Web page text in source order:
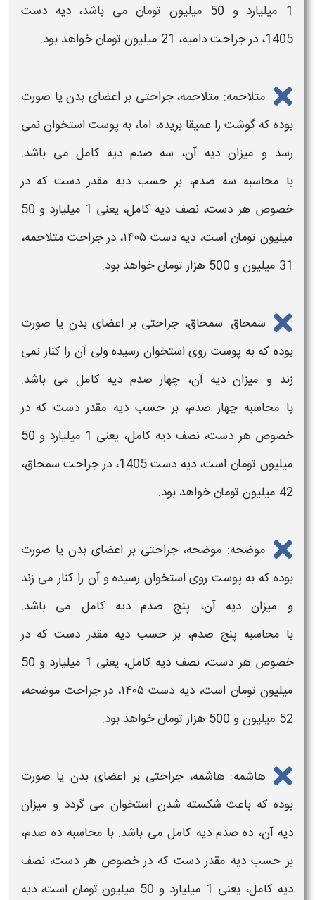
1 میلیارد و 50 میلیون تومان می باشد،
دیه دست
1405، در جراحت دامیه، 21 میلیون تومان خواهد بود.
متلاحمه: متلاحمه، جراحتی بر اعضای بدن یا صورت
بوده که گوشت را عمیقا بریده، اما، به پوست استخوان نمی
رسد و میزان دیه آن، سه صدم دیه کامل می باشد.
با محاسبه سه صدم، بر حسب دیه مقدر دست که در
خصوص هر دست، نصف دیه
کامل، یعنی 1 میلیارد و 50
میلیون تومان است، دیه دست ۱۴۰۵،
در جراحت متلاحمه،
31 میلیون و 500 هزار تومان خواهد بود.
سمحاق: سمحاق، جراحتی بر اعضای بدن یا صورت
بوده که به پوست روی استخوان رسیده ولی آن را کنار نمی
زند و میزان دیه آن، چهار صدم دیه کامل می باشد.
با محاسبه چهار صدم، بر حسب دیه مقدر دست که در
خصوص هر دست
، نصف دیه کامل، یعنی 1 میلیارد و 50
میلیون تومان است، دیه دست 1405،
در جراحت سمحاق،
42 میلیون تومان خواهد بود.
موضحه: موضحه، جراحتی بر اعضای بدن یا صورت
بوده که به پوست روی استخوان رسیده و آن را کنار می زند
و میزان دیه آن، پنج صدم دیه کامل می باشد.
با محاسبه پنج صدم، بر حسب دیه مقدر دست که در
خصوص هر دست
، نصف دیه کامل، یعنی 1 میلیارد و 50
میلیون تومان است، دیه دست ۱۴۰۵،
در جراحت موضحه،
52 میلیون و 500 هزار تومان خواهد بود.
هاشمه: هاشمه، جراحتی بر اعضای بدن یا صورت
بوده که باعث شکسته شدن استخوان می گردد و میزان
دیه آن، ده صدم دیه کامل می باشد. با محاسبه ده صدم،
بر حسب دیه مقدر دست که در خصوص هر دست، نصف
دیه کامل، یعنی 1 میلیارد و 50 میلیون تومان است،
دیه